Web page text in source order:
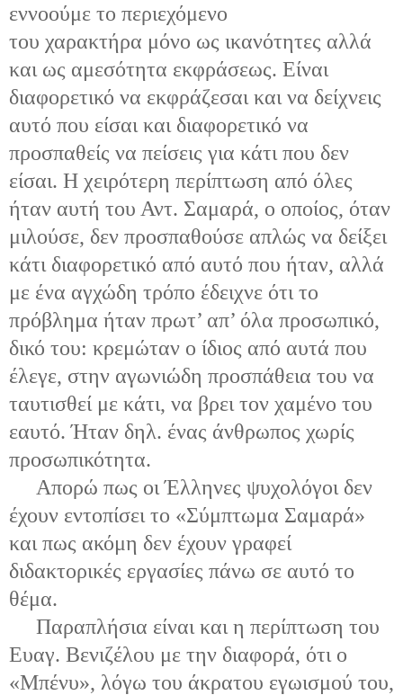
εννοούμε το περιεχόμενο
του χαρακτήρα μόνο ως ικανότητες αλλά
και ως αμεσότητα εκφράσεως. Είναι
διαφορετικό να εκφράζεσαι και να δείχνεις
αυτό που είσαι και διαφορετικό να
προσπαθείς να πείσεις για κάτι που δεν
είσαι. Η χειρότερη περίπτωση από όλες
ήταν αυτή του Αντ. Σαμαρά, ο οποίος, όταν
μιλούσε, δεν προσπαθούσε απλώς να δείξει
κάτι διαφορετικό από αυτό που ήταν, αλλά
με ένα αγχώδη τρόπο έδειχνε ότι το
πρόβλημα ήταν πρωτ’ απ’ όλα προσωπικό,
δικό του: κρεμώταν ο ίδιος από αυτά που
έλεγε, στην αγωνιώδη προσπάθεια του να
ταυτισθεί με κάτι, να βρει τον χαμένο του
εαυτό. Ήταν δηλ. ένας άνθρωπος χωρίς
προσωπικότητα.
Απορώ πως οι Έλληνες ψυχολόγοι δεν
έχουν εντοπίσει το «Σύμπτωμα Σαμαρά»
και πως ακόμη δεν έχουν γραφεί
διδακτορικές εργασίες πάνω σε αυτό το
θέμα.
Παραπλήσια είναι και η περίπτωση του
Ευαγ. Βενιζέλου με την διαφορά, ότι ο
«Μπένυ», λόγω του άκρατου εγωισμού του,